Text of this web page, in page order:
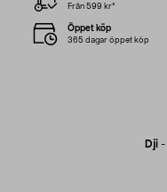
Dji -
Från 599 kr*
Öppet köp
365 dagar öppet köp